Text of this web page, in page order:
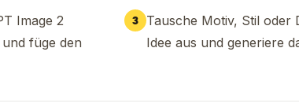
starke
für die
Image 2
füge den
3
Tausche Motiv, Stil oder
Idee aus und generiere